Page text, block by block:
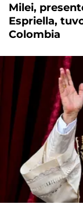
Milei,
Espriella,
Colombia